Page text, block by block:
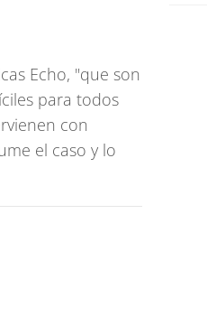
Echo, "que son
para todos
con
el caso y lo